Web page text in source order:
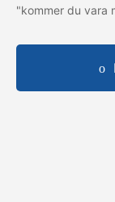
"kommer du vara